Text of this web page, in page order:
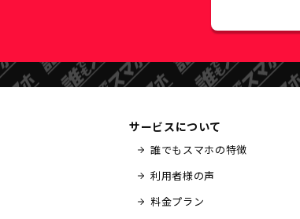
サービスについて
誰でもスマホの特徴
利用者様の声
料金プラン